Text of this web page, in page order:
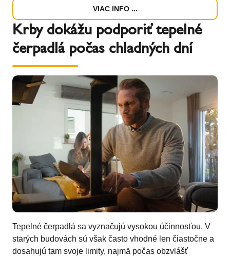
VIAC INFO ...
Krby dokážu podporiť tepelné
čerpadlá počas chladných dní
Tepelné čerpadlá sa vyznačujú vysokou účinnosťou. V
starých budovách sú však často vhodné len čiastočne a
dosahujú tam svoje limity, najmä počas obzvlášť